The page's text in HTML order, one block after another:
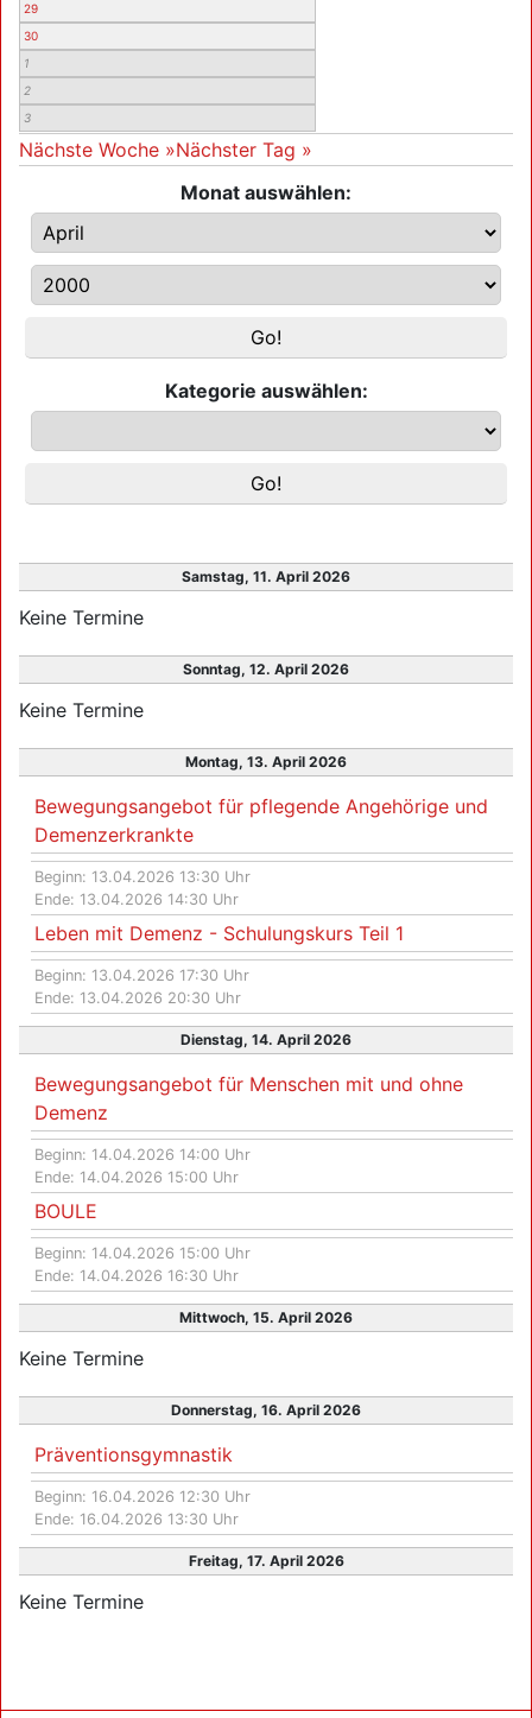
29
30
1
2
3
Nächste Woche »Nächster Tag »
Monat auswählen:
Kategorie auswählen:
Samstag, 11. April 2026
Keine Termine
Sonntag, 12. April 2026
Keine Termine
Montag, 13. April 2026
Bewegungsangebot für pflegende Angehörige und
Demenzerkrankte
Beginn: 13.04.2026 13:30 Uhr
Ende: 13.04.2026 14:30 Uhr
Leben mit Demenz - Schulungskurs Teil 1
Beginn: 13.04.2026 17:30 Uhr
Ende: 13.04.2026 20:30 Uhr
Dienstag, 14. April 2026
Bewegungsangebot für Menschen mit und ohne
Demenz
Beginn: 14.04.2026 14:00 Uhr
Ende: 14.04.2026 15:00 Uhr
BOULE
Beginn: 14.04.2026 15:00 Uhr
Ende: 14.04.2026 16:30 Uhr
Mittwoch, 15. April 2026
Keine Termine
Donnerstag, 16. April 2026
Präventionsgymnastik
Beginn: 16.04.2026 12:30 Uhr
Ende: 16.04.2026 13:30 Uhr
Freitag, 17. April 2026
Keine Termine